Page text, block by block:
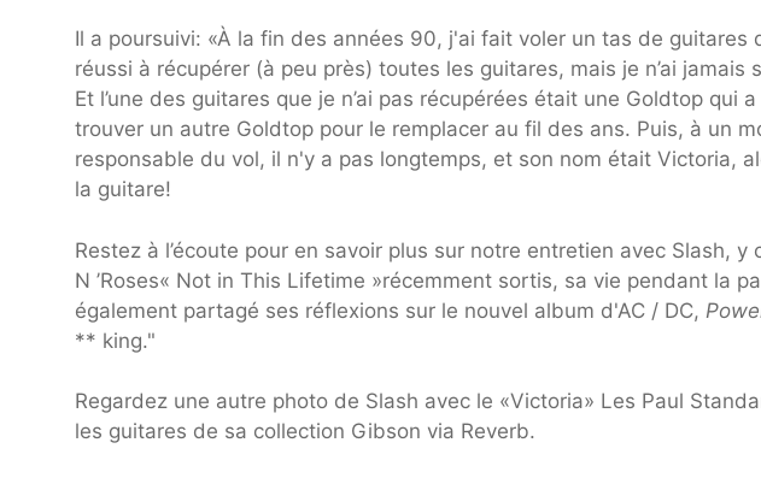
Il a poursuivi: «À la fin des années 90, j'ai fait voler un tas de guitares
réussi à récupérer (à peu près) toutes les guitares, mais je n’ai
Et l’une des guitares que je n’ai pas récupérées était une Goldtop qui
trouver un autre Goldtop pour le remplacer au fil des ans. Puis, à un
responsable du vol, il n'y a pas longtemps, et son nom était Victoria,
la guitare!
Restez à l’écoute pour en savoir plus sur notre entretien avec Slash,
N ’Roses« Not in This Lifetime »récemment sortis, sa vie pendant la
également partagé ses réflexions sur le nouvel album d'AC / DC,
** king."
Regardez une autre photo de Slash avec le «Victoria» Les Paul
les guitares de sa collection Gibson via Reverb.